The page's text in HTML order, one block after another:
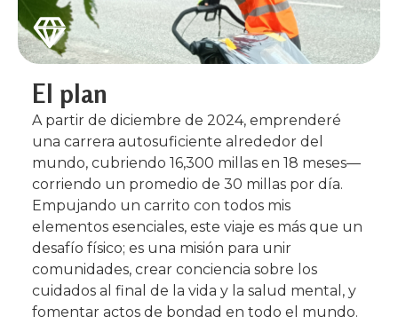
El plan
A partir de diciembre de 2024, emprenderé
una carrera autosuficiente alrededor del
mundo, cubriendo 16,300 millas en 18 meses—
corriendo un promedio de 30 millas por día.
Empujando un carrito con todos mis
elementos esenciales, este viaje es más que un
desafío físico; es una misión para unir
comunidades, crear conciencia sobre los
cuidados al final de la vida y la salud mental, y
fomentar actos de bondad en todo el mundo.